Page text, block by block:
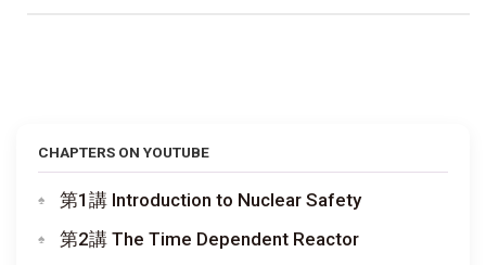
CHAPTERS ON YOUTUBE
第1講 Introduction to Nuclear Safety
第2講 The Time Dependent Reactor